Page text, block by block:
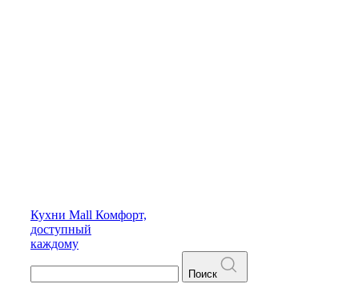
Кухни Mall Комфорт,
доступный
каждому
Поиск